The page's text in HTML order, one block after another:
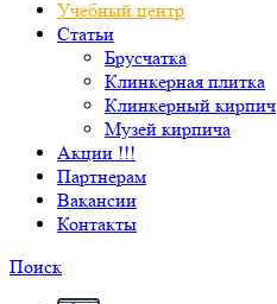
Учебный центр
Статьи
Брусчатка
Клинкерная плитка
Клинкерный кирпич
Музей кирпича
Акции !!!
Партнерам
Вакансии
Контакты
Поиск